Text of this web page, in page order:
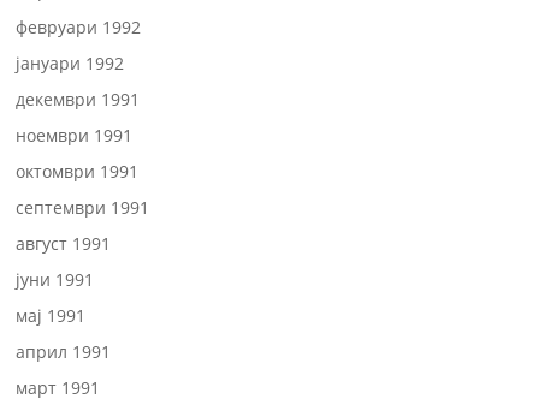
февруари 1992
јануари 1992
декември 1991
ноември 1991
октомври 1991
септември 1991
август 1991
јуни 1991
мај 1991
април 1991
март 1991